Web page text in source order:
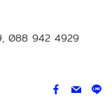
, 088 942 4929